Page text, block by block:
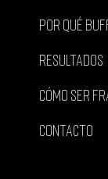
POR QUÉ
RESULTADOS
CÓMO SER
CONTACTO